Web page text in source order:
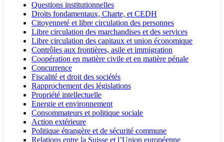
Questions institutionnelles
Droits fondamentaux, Charte, et CEDH
Citoyenneté et libre circulation des personnes
Libre circulation des marchandises et des services
Libre circulation des capitaux et union économique
Contrôles aux frontières, asile et immigration
Coopération en matière civile et en matière pénale
Concurrence
Fiscalité et droit des sociétés
Rapprochement des législations
Propriété intellectuelle
Energie et environnement
Consommateurs et politique sociale
Action extérieure
Politique étrangère et de sécurité commune
Relations entre la Suisse et l’Union européenne